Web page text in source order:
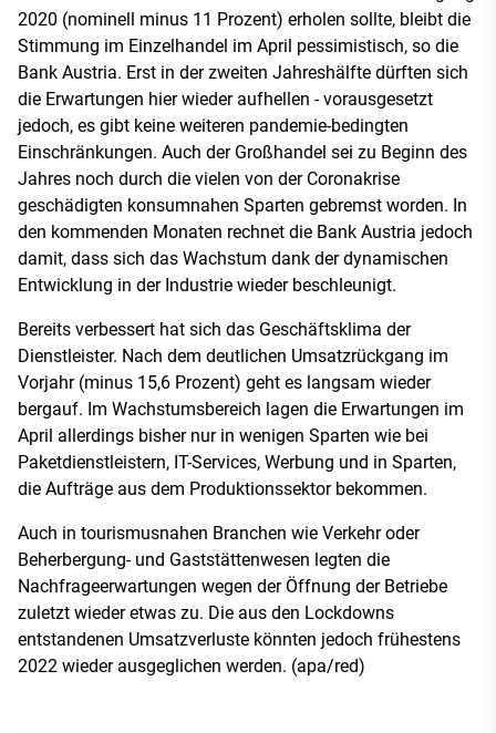
2020 (nominell minus 11 Prozent) erholen sollte, bleibt die
Stimmung im Einzelhandel im April pessimistisch, so die
Bank Austria. Erst in der zweiten Jahreshälfte dürften sich
die Erwartungen hier wieder aufhellen - vorausgesetzt
jedoch, es gibt keine weiteren pandemie-bedingten
Einschränkungen. Auch der Großhandel sei zu Beginn des
Jahres noch durch die vielen von der Coronakrise
geschädigten konsumnahen Sparten gebremst worden. In
den kommenden Monaten rechnet die Bank Austria jedoch
damit, dass sich das Wachstum dank der dynamischen
Entwicklung in der Industrie wieder beschleunigt.
Bereits verbessert hat sich das Geschäftsklima der
Dienstleister. Nach dem deutlichen Umsatzrückgang im
Vorjahr (minus 15,6 Prozent) geht es langsam wieder
bergauf. Im Wachstumsbereich lagen die Erwartungen im
April allerdings bisher nur in wenigen Sparten wie bei
Paketdienstleistern, IT-Services, Werbung und in Sparten,
die Aufträge aus dem Produktionssektor bekommen.
Auch in tourismusnahen Branchen wie Verkehr oder
Beherbergung- und Gaststättenwesen legten die
Nachfrageerwartungen wegen der Öffnung der Betriebe
zuletzt wieder etwas zu. Die aus den Lockdowns
entstandenen Umsatzverluste könnten jedoch frühestens
2022 wieder ausgeglichen werden. (apa/red)